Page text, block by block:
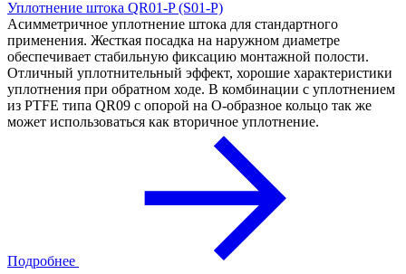
Уплотнение штока QR01-P (S01-P)
Асимметричное уплотнение штока для стандартного
применения. Жесткая посадка на наружном диаметре
обеспечивает стабильную фиксацию монтажной полости.
Отличный уплотнительный эффект, хорошие характеристики
уплотнения при обратном ходе. В комбинации с уплотнением
из PTFE типа QR09 с опорой на О-образное кольцо так же
может использоваться как вторичное уплотнение.
Подробнее